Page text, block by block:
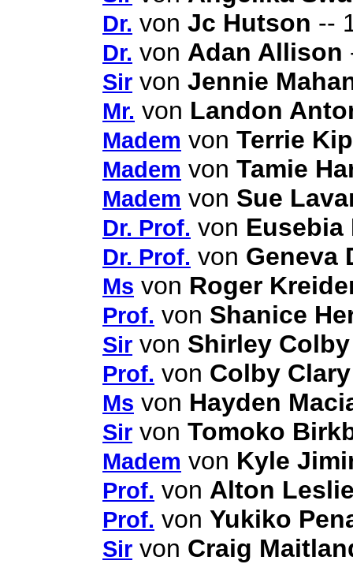
Dr. von Jc Hutson --
Dr. von Adan Allison
Sir von Jennie
Mr. von Landon
Madem von Terrie
Madem von Tamie
Madem von Sue
Dr. Prof. von Eusebia
Dr. Prof. von Geneva
Ms von Roger
Prof. von Shanice
Sir von Shirley Colby
Prof. von Colby Clary
Ms von Hayden
Sir von Tomoko
Madem von Kyle
Prof. von Alton
Prof. von Yukiko
Sir von Craig